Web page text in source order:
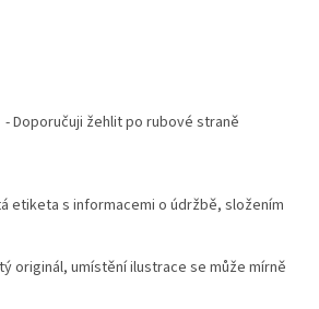
Doporučuji žehlit po rubové straně
etiketa s informacemi o údržbě, složením
originál, umístění ilustrace se může mírně